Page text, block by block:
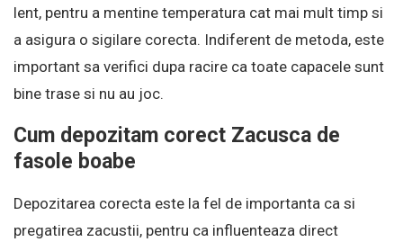
lent, pentru a mentine temperatura cat mai mult timp si
a asigura o sigilare corecta. Indiferent de metoda, este
important sa verifici dupa racire ca toate capacele sunt
bine trase si nu au joc.
Cum depozitam corect Zacusca de
fasole boabe
Depozitarea corecta este la fel de importanta ca si
pregatirea zacustii, pentru ca influenteaza direct